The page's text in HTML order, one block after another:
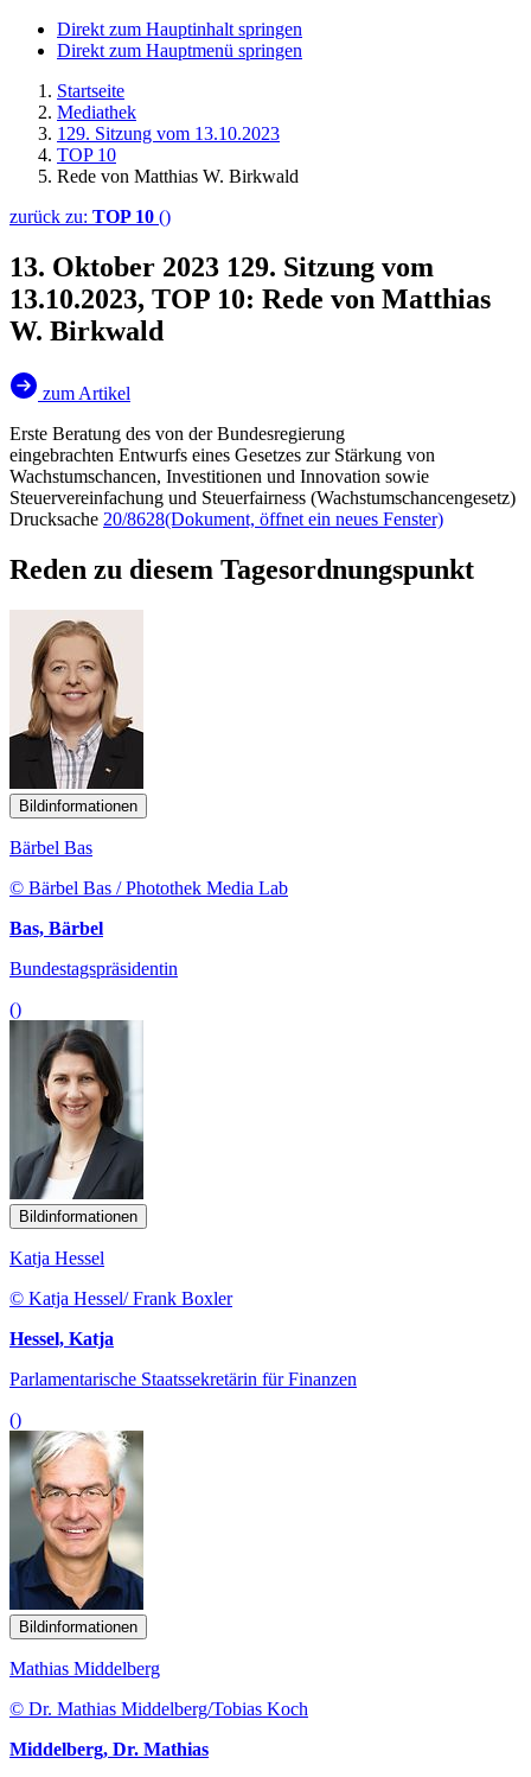
Direkt zum Hauptinhalt springen
Direkt zum Hauptmenü springen
Startseite
Mediathek
129. Sitzung vom 13.10.2023
TOP 10
Rede von Matthias W. Birkwald
zurück zu: TOP 10 ()
13. Oktober 2023 129. Sitzung vom
13.10.2023, TOP 10: Rede von Matthias
W. Birkwald
zum Artikel
Erste Beratung des von der Bundesregierung
eingebrachten Entwurfs eines Gesetzes zur Stärkung von
Wachstumschancen, Investitionen und Innovation sowie
Steuervereinfachung und Steuerfairness (Wachstumschancengesetz)
Drucksache 20/8628(Dokument, öffnet ein neues Fenster)
Reden zu diesem Tagesordnungspunkt
Bildinformationen
Bärbel Bas
© Bärbel Bas / Photothek Media Lab
Bas, Bärbel
Bundestagspräsidentin
()
Bildinformationen
Katja Hessel
© Katja Hessel/ Frank Boxler
Hessel, Katja
Parlamentarische Staatssekretärin für Finanzen
()
Bildinformationen
Mathias Middelberg
© Dr. Mathias Middelberg/Tobias Koch
Middelberg, Dr. Mathias